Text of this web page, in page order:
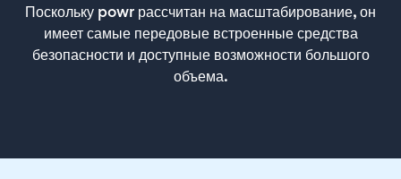
Поскольку powr рассчитан на масштабирование, он
имеет самые передовые встроенные средства
безопасности и доступные возможности большого
объема.